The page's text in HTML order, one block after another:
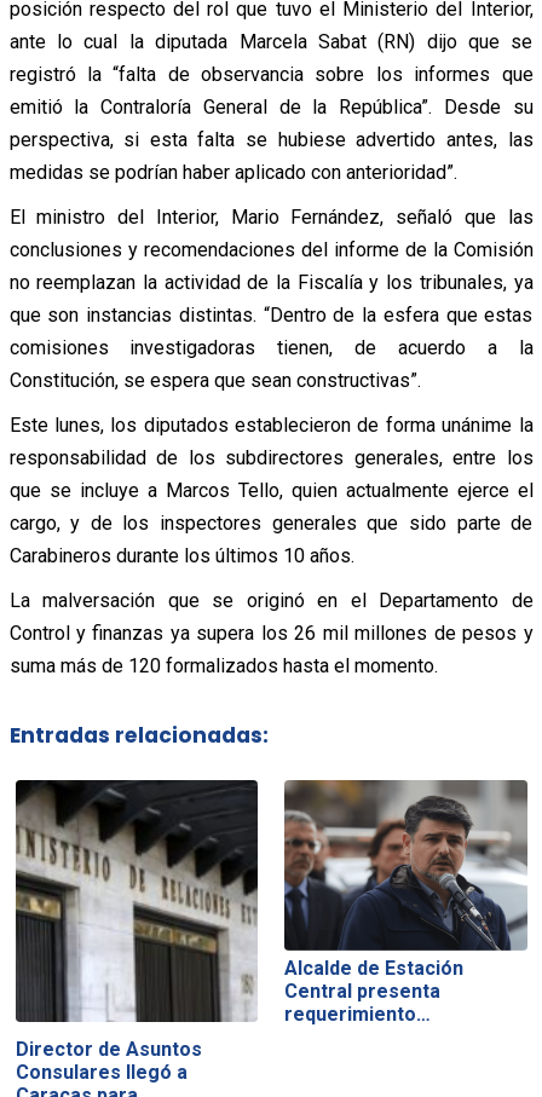
posición respecto del rol que tuvo el Ministerio del Interior,
ante lo cual la diputada Marcela Sabat (RN) dijo que se
registró la “falta de observancia sobre los informes que
emitió la Contraloría General de la República”. Desde su
perspectiva, si esta falta se hubiese advertido antes, las
medidas se podrían haber aplicado con anterioridad”.
El ministro del Interior, Mario Fernández, señaló que las
conclusiones y recomendaciones del informe de la Comisión
no reemplazan la actividad de la Fiscalía y los tribunales, ya
que son instancias distintas. “Dentro de la esfera que estas
comisiones investigadoras tienen, de acuerdo a la
Constitución, se espera que sean constructivas”.
Este lunes, los diputados establecieron de forma unánime la
responsabilidad de los subdirectores generales, entre los
que se incluye a Marcos Tello, quien actualmente ejerce el
cargo, y de los inspectores generales que sido parte de
Carabineros durante los últimos 10 años.
La malversación que se originó en el Departamento de
Control y finanzas ya supera los 26 mil millones de pesos y
suma más de 120 formalizados hasta el momento.
Entradas relacionadas:
Director de Asuntos
Consulares llegó a
Alcalde de Estación
Central presenta
requerimiento…